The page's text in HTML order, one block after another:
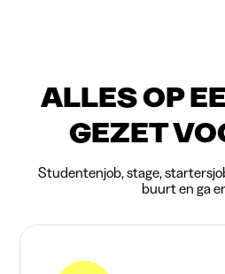
ALLES OP
GEZET
Studentenjob, stage,
buurt en ga